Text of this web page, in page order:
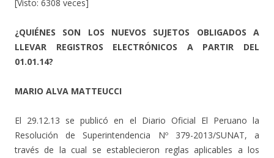
[Visto: 6308 veces]
¿QUIÉNES SON LOS NUEVOS SUJETOS OBLIGADOS A
LLEVAR REGISTROS ELECTRÓNICOS A PARTIR DEL
01.01.14?
MARIO ALVA MATTEUCCI
El 29.12.13 se publicó en el Diario Oficial El Peruano la
Resolución de Superintendencia Nº 379-2013/SUNAT, a
través de la cual se establecieron reglas aplicables a los